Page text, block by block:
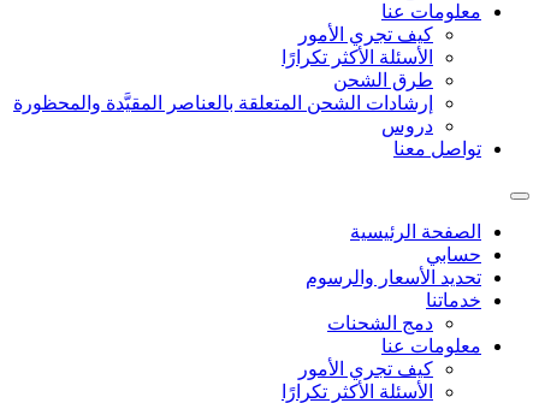
معلومات عنا
كيف تجري الأمور
الأسئلة الأكثر تكرارًا
طرق الشحن
إرشادات الشحن المتعلقة بالعناصر المقيَّدة والمحظورة
دروس
تواصل معنا
الصفحة الرئيسية
حسابي
تحديد الأسعار والرسوم
خدماتنا
دمج الشحنات
معلومات عنا
كيف تجري الأمور
الأسئلة الأكثر تكرارًا